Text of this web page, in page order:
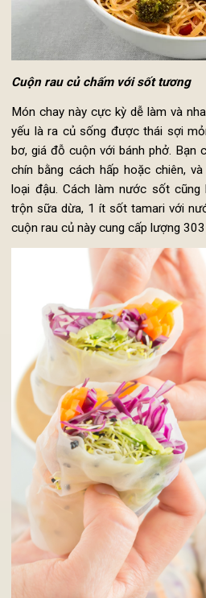
Cuộn rau củ chấm với sốt tương
Món chay này cực kỳ dễ làm và
yếu là ra củ sống được thái sợi
bơ, giá đỗ cuộn với bánh phở.
chín bằng cách hấp hoặc
loại đậu. Cách làm nước sốt
trộn sữa dừa, 1 ít sốt tamari với
cuộn rau củ này cung cấp lượng